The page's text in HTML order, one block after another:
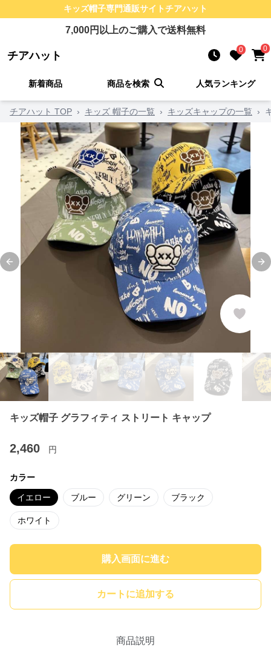
キッズ帽子専門通販サイトチアハット
7,000円以上のご購入で送料無料
チアハット 0 0
新着商品 商品を検索 人気ランキング
チアハット TOP › キッズ 帽子の一覧 › キッズキャップの一覧 ›
Previous slide
キッズ帽子 グラフィティ ストリート キャップ
2,460 円
カラー
イエロー ブルー グリーン ブラック
ホワイト
購入画面に進む
カートに追加する
商品説明